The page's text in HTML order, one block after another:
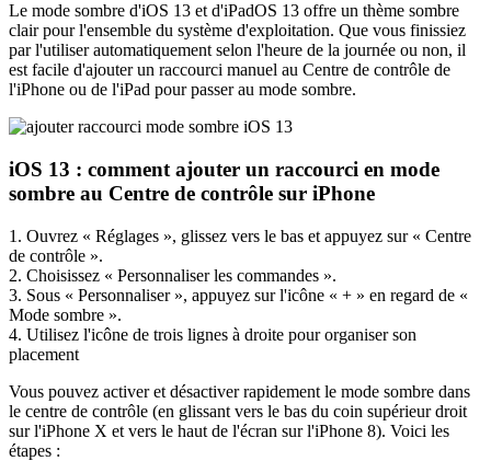
Le mode sombre d'iOS 13 et d'iPadOS 13 offre un thème sombre
clair pour l'ensemble du système d'exploitation. Que vous finissiez
par l'utiliser automatiquement selon l'heure de la journée ou non, il
est facile d'ajouter un raccourci manuel au Centre de contrôle de
l'iPhone ou de l'iPad pour passer au mode sombre.
iOS 13 : comment ajouter un raccourci en mode
sombre au Centre de contrôle sur iPhone
1. Ouvrez « Réglages », glissez vers le bas et appuyez sur « Centre
de contrôle ».
2. Choisissez « Personnaliser les commandes ».
3. Sous « Personnaliser », appuyez sur l'icône « + » en regard de «
Mode sombre ».
4. Utilisez l'icône de trois lignes à droite pour organiser son
placement
Vous pouvez activer et désactiver rapidement le mode sombre dans
le centre de contrôle (en glissant vers le bas du coin supérieur droit
sur l'iPhone X et vers le haut de l'écran sur l'iPhone 8). Voici les
étapes :